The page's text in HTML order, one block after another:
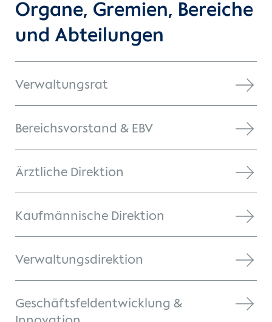
Datenbasierte Instrumente
Schmitt
Prof. Dr. med. Friedrich
Organe, Gremien, Bereiche
und Abteilungen
Verwaltungsrat
Bereichsvorstand & EBV
Ärztliche Direktion
Kaufmännische Direktion
Verwaltungsdirektion
Geschäftsfeldentwicklung &